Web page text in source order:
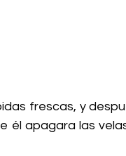
frescas, y
él apagara las